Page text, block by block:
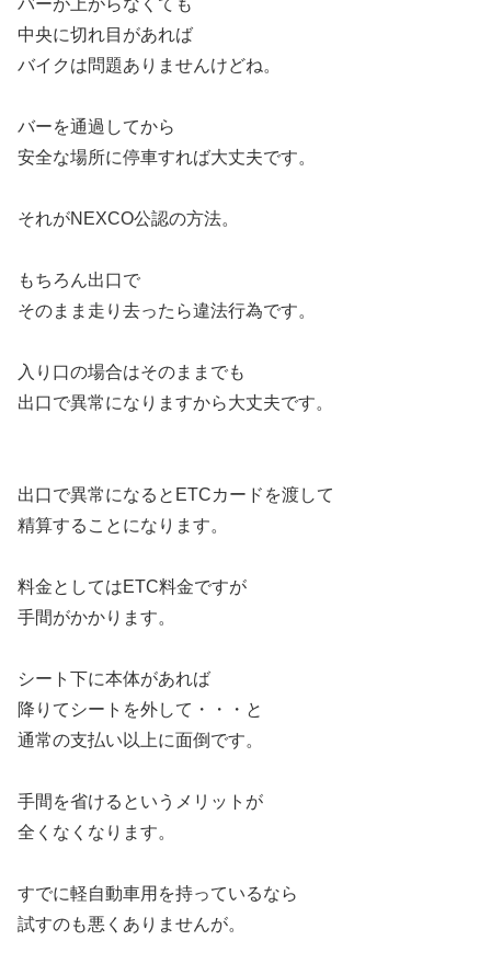
バーが上がらなくても
中央に切れ目があれば
バイクは問題ありませんけどね。
バーを通過してから
安全な場所に停車すれば大丈夫です。
それがNEXCO公認の方法。
もちろん出口で
そのまま走り去ったら違法行為です。
入り口の場合はそのままでも
出口で異常になりますから大丈夫です。
出口で異常になるとETCカードを渡して
精算することになります。
料金としてはETC料金ですが
手間がかかります。
シート下に本体があれば
降りてシートを外して・・・と
通常の支払い以上に面倒です。
手間を省けるというメリットが
全くなくなります。
すでに軽自動車用を持っているなら
試すのも悪くありませんが。